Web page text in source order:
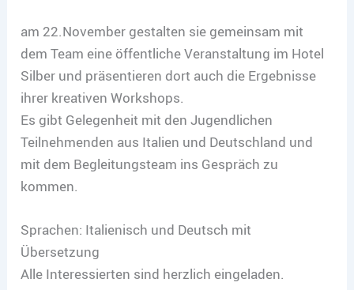
am 22.November gestalten sie gemeinsam mit
dem Team eine öffentliche Veranstaltung im Hotel
Silber und präsentieren dort auch die Ergebnisse
ihrer kreativen Workshops.
Es gibt Gelegenheit mit den Jugendlichen
Teilnehmenden aus Italien und Deutschland und
mit dem Begleitungsteam ins Gespräch zu
kommen.
Sprachen: Italienisch und Deutsch mit
Übersetzung
Alle Interessierten sind herzlich eingeladen.